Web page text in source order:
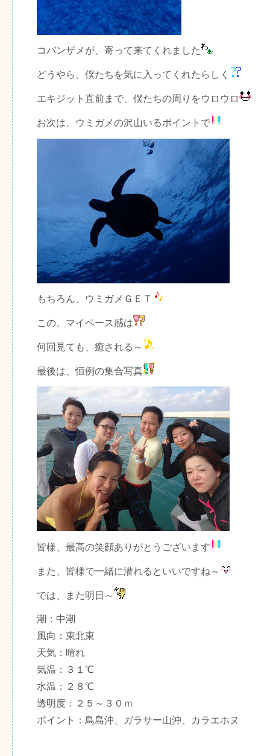
コバンザメが、寄って来てくれました
どうやら、僕たちを気に入ってくれたらしく
エキジット直前まで、僕たちの周りをウロウロ
お次は、ウミガメの沢山いるポイントで
もちろん、ウミガメＧＥＴ
この、マイペース感は
何回見ても、癒される～
最後は、恒例の集合写真
皆様、最高の笑顔ありがとうございます
また、皆様で一緒に潜れるといいですね～
では、また明日～
潮：中潮
風向：東北東
天気：晴れ
気温：３１℃
水温：２８℃
透明度：２５～３０ｍ
ポイント：鳥島沖、ガラサー山沖、カラエホヌ